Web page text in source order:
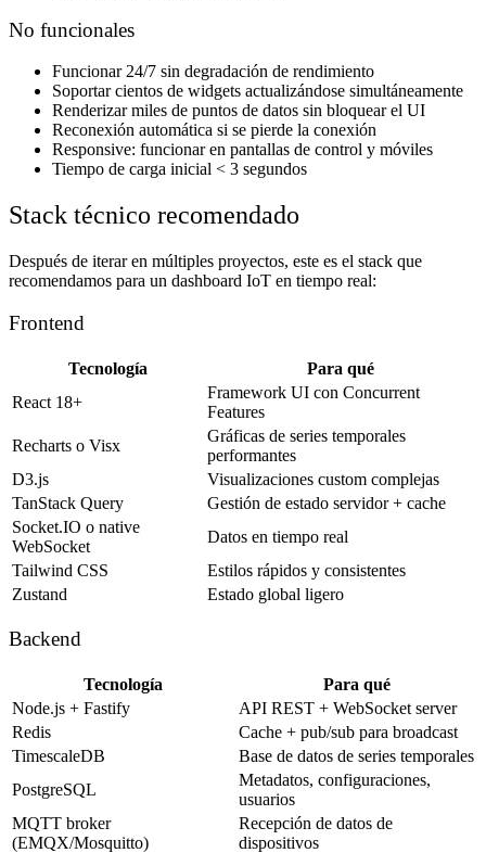
No funcionales
Funcionar 24/7 sin degradación de rendimiento
Soportar cientos de widgets actualizándose simultáneamente
Renderizar miles de puntos de datos sin bloquear el UI
Reconexión automática si se pierde la conexión
Responsive: funcionar en pantallas de control y móviles
Tiempo de carga inicial < 3 segundos
Stack técnico recomendado
Después de iterar en múltiples proyectos, este es el stack que
recomendamos para un dashboard IoT en tiempo real:
Frontend
Tecnología
Para qué
React 18+
Framework UI con Concurrent
Features
Recharts o Visx
Gráficas de series temporales
performantes
D3.js
Visualizaciones custom complejas
TanStack Query
Gestión de estado servidor + cache
Socket.IO o native
WebSocket
Datos en tiempo real
Tailwind CSS
Estilos rápidos y consistentes
Zustand
Estado global ligero
Backend
Tecnología
Para qué
Node.js + Fastify
API REST + WebSocket server
Redis
Cache + pub/sub para broadcast
TimescaleDB
Base de datos de series temporales
PostgreSQL
Metadatos, configuraciones,
usuarios
MQTT broker
(EMQX/Mosquitto)
Recepción de datos de
dispositivos